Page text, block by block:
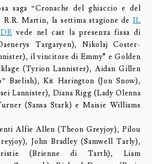
saga “Cronache del ghiaccio e del
R.R. Martin, la settima stagione deIL
vede nel cast la presenza fissa di
Targaryen), Nikolaj Coster-
il vincitore di Emmy® e Golden
(Tyrion Lannister), Aidan Gillen
Baelish), Kit Harington (Jon Snow),
Lannister), Diana Rigg (Lady Olenna
(Sansa Stark) e Maisie Williams
Alfie Allen (Theon Greyjoy), Pilou
John Bradley (Samwell Tarly),
(Brienne di Tarth), Liam